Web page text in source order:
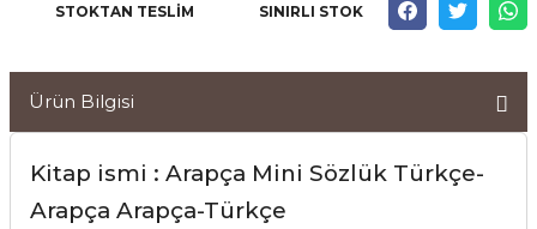
STOKTAN TESLIM SINIRLI STOK
Ürün Bilgisi
Kitap ismi : Arapça Mini Sözlük Türkçe-
Arapça Arapça-Türkçe